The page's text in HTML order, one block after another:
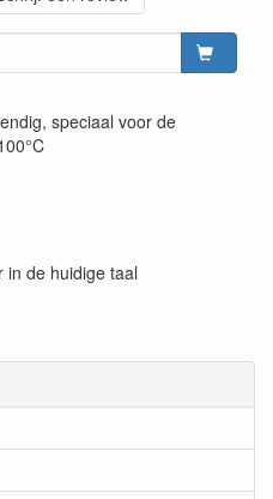
speciaal voor de
in de huidige taal